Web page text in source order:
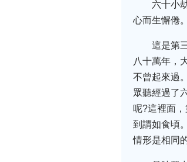
六十小
心而生懈倦。
這是第
八十萬年，
不曾起來過
眾聽經過了
呢?這裡面
到謂如食頃
情形是相同